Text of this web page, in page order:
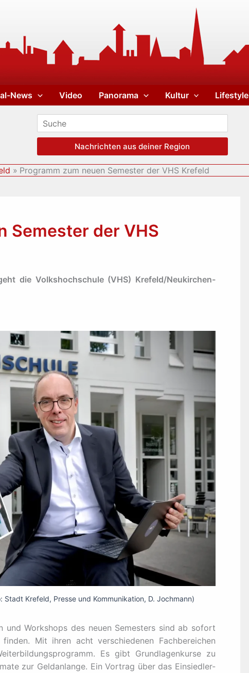
News Video Panorama Kultur Lifestyle
Nachrichten aus deiner Region
Programm zum neuen Semester der VHS Krefeld
Semester der VHS
die Volkshochschule (VHS) Krefeld/Neukirchen-
Krefeld, Presse und Kommunikation, D. Jochmann)
und Workshops des neuen Semesters sind ab sofort
Mit ihren acht verschiedenen Fachbereichen
Es gibt Grundlagenkurse zu
zur Geldanlange. Ein Vortrag über das Einsiedler-